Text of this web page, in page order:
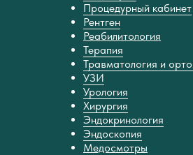
Процедурный кабинет
Рентген
Реабилитология
Терапия
Травматология и
УЗИ
Урология
Хирургия
Эндокринология
Эндоскопия
Медосмотры